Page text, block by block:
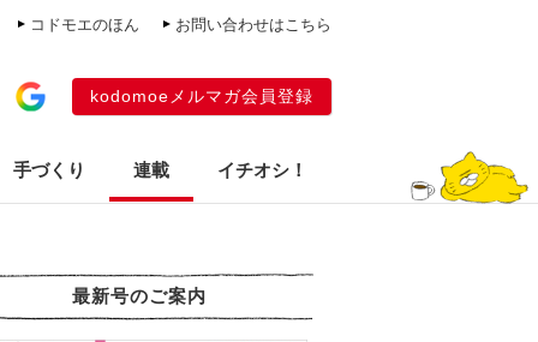
コドモエのほん お問い合わせはこちら
kodomoeメルマガ会員登録
手づくり 連載 イチオシ！
最新号のご案内